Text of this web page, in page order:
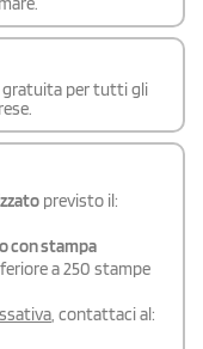
gratuita per tutti gli
previsto il:
con stampa
a 250 stampe
, contattaci al: